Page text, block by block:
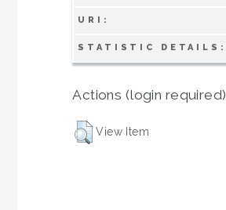
URI:
STATISTIC DETAILS:
Actions (login required)
View Item